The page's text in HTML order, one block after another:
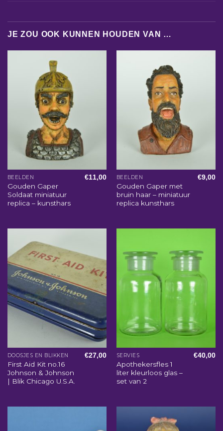
JE ZOU OOK KUNNEN HOUDEN VAN …
BEELDEN
Gouden Gaper
Soldaat miniatuur
replica – kunsthars
€11,00 BEELDEN
Gouden Gaper met
bruin haar – miniatuur
replica kunsthars
€9,00
DOOSJES EN BLIKKEN
First Aid Kit no.16
Johnson & Johnson
| Blik Chicago U.S.A.
€27,00 SERVIES
Apothekersfles 1
liter kleurloos glas –
set van 2
€40,00